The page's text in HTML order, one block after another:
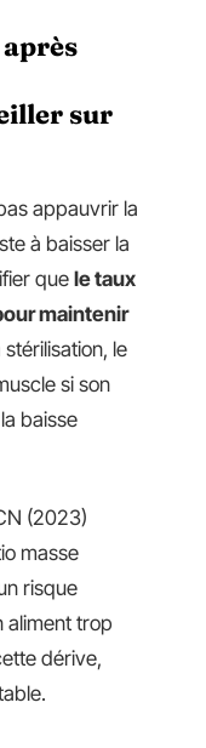
sur
appauvrir la
à baisser la
quele taux
maintenir
stérilisation, le
si son
baisse
(2023)
masse
risque
aliment trop
dérive,